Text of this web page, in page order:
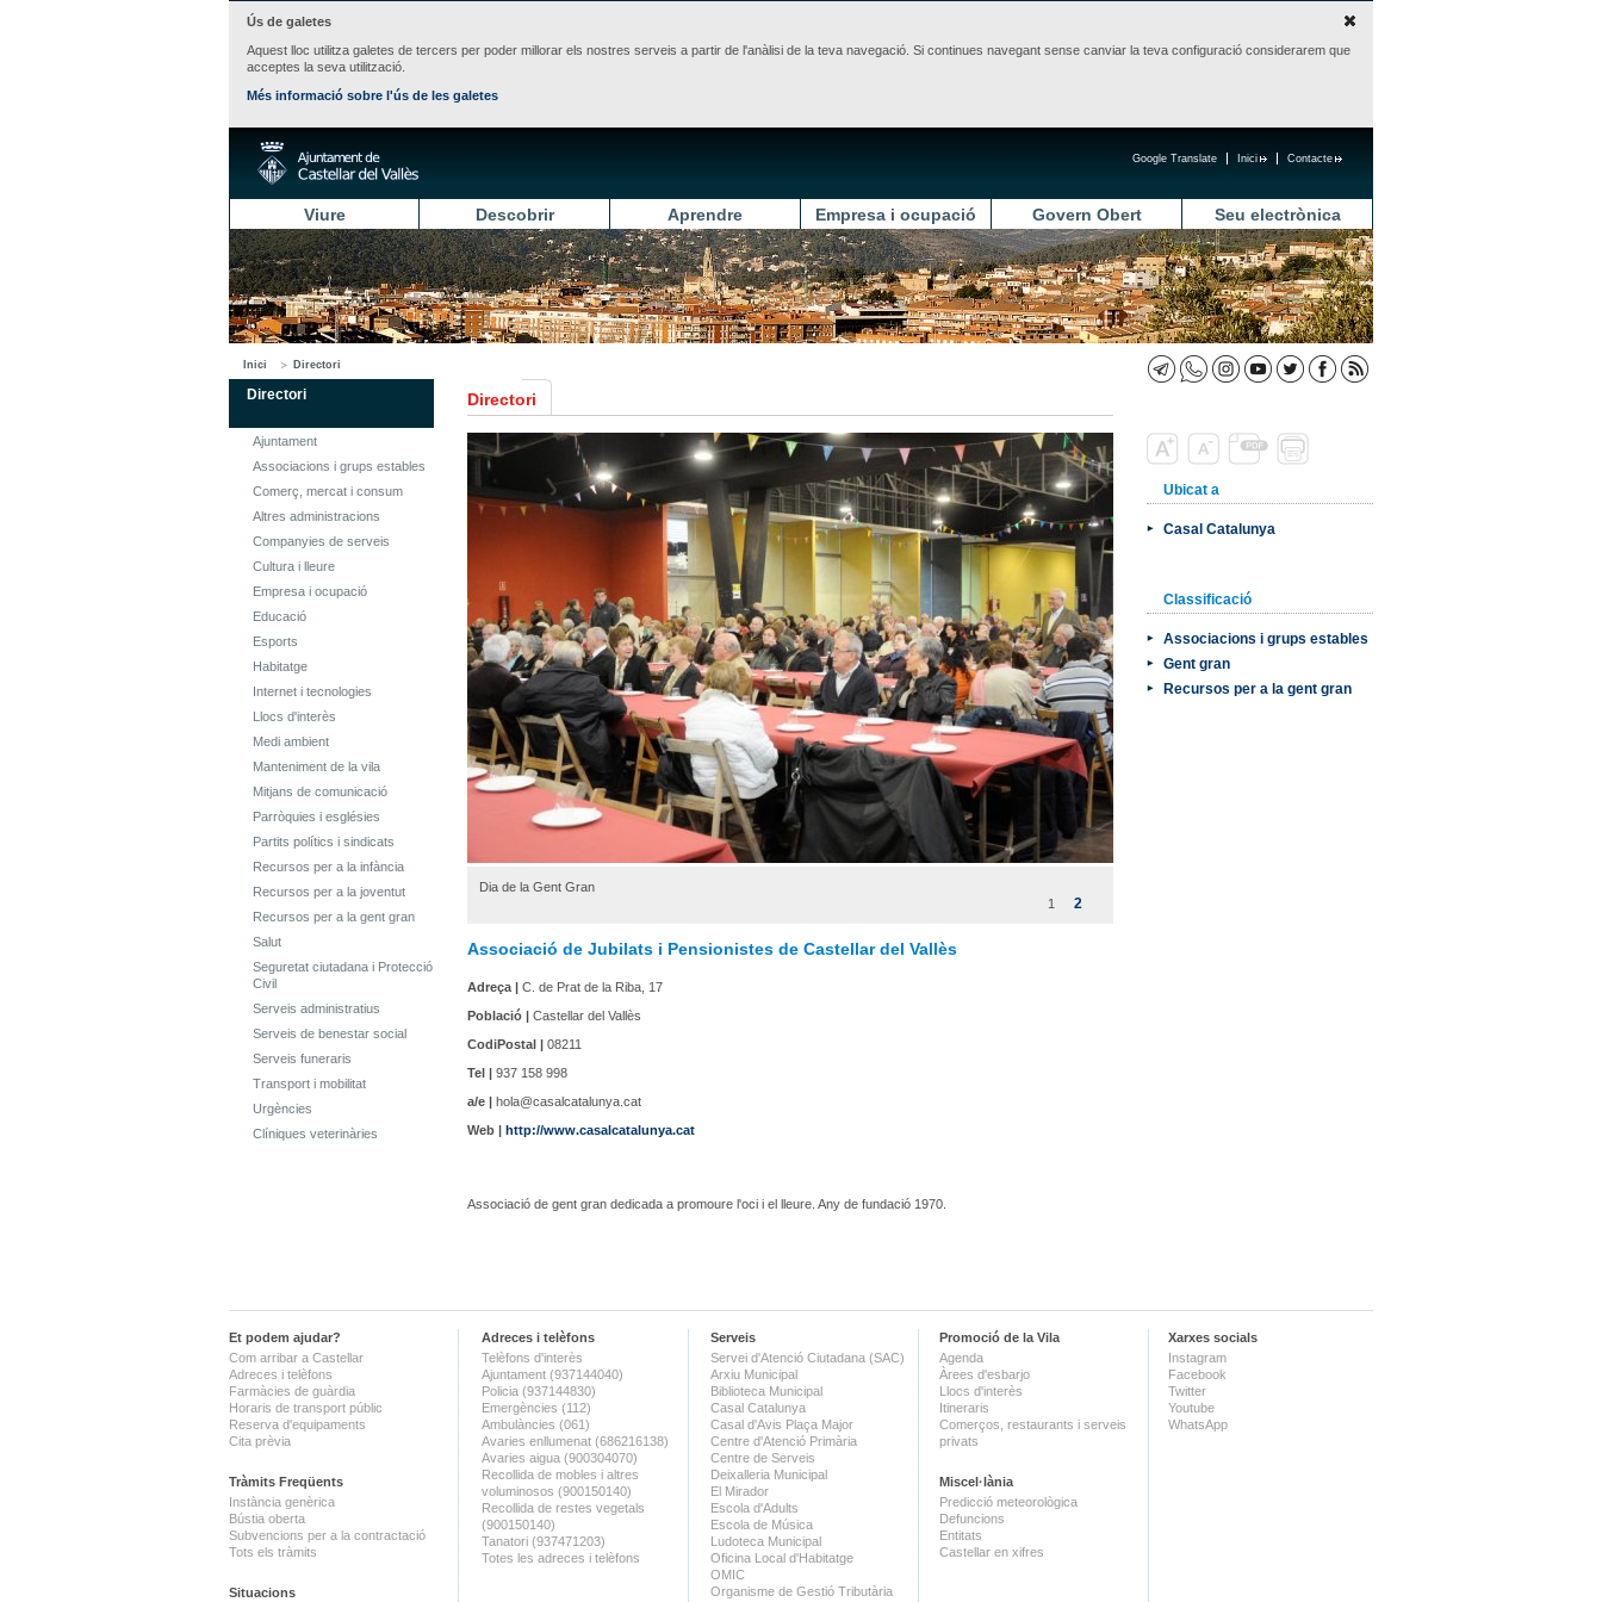
Ús de galetes
Aquest lloc utilitza galetes de tercers per poder millorar els nostres serveis a partir de l'anàlisi de la teva navegació. Si continues navegant sense canviar la teva configuració considerarem que
acceptes la seva utilització.
Més informació sobre l'ús de les galetes
Contacte
Inici
Google Translate
Viure Descobrir Aprendre Empresa i ocupació Govern Obert Seu electrònica
Inici Directori
Directori
Ajuntament
Associacions i grups estables
Comerç, mercat i consum
Altres administracions
Companyies de serveis
Cultura i lleure
Empresa i ocupació
Educació
Esports
Habitatge
Internet i tecnologies
Llocs d'interès
Medi ambient
Manteniment de la vila
Mitjans de comunicació
Parròquies i esglésies
Partits polítics i sindicats
Recursos per a la infància
Recursos per a la joventut
Recursos per a la gent gran
Salut
Seguretat ciutadana i Protecció
Civil
Serveis administratius
Serveis de benestar social
Serveis funeraris
Transport i mobilitat
Urgències
Clíniques veterinàries
Directori
Dia de la Gent Gran
1
2
Associació de Jubilats i Pensionistes de Castellar del Vallès
Adreça | C. de Prat de la Riba, 17
Població | Castellar del Vallès
CodiPostal | 08211
Tel | 937 158 998
a/e | hola@casalcatalunya.cat
Web | http://www.casalcatalunya.cat
Associació de gent gran dedicada a promoure l'oci i el lleure. Any de fundació 1970.
Ubicat a
Casal Catalunya
Classificació
Associacions i grups estables
Gent gran
Recursos per a la gent gran
Et podem ajudar?
Com arribar a Castellar
Adreces i telèfons
Farmàcies de guàrdia
Horaris de transport públic
Reserva d'equipaments
Cita prèvia
Tràmits Freqüents
Instància genèrica
Bústia oberta
Subvencions per a la contractació
Tots els tràmits
Situacions
Adreces i telèfons
Telèfons d'interès
Ajuntament (937144040)
Policia (937144830)
Emergències (112)
Ambulàncies (061)
Avaries enllumenat (686216138)
Avaries aigua (900304070)
Recollida de mobles i altres
voluminosos (900150140)
Recollida de restes vegetals
(900150140)
Tanatori (937471203)
Totes les adreces i telèfons
Serveis
Servei d'Atenció Ciutadana (SAC)
Arxiu Municipal
Biblioteca Municipal
Casal Catalunya
Casal d'Avis Plaça Major
Centre d'Atenció Primària
Centre de Serveis
Deixalleria Municipal
El Mirador
Escola d'Adults
Escola de Música
Ludoteca Municipal
Oficina Local d'Habitatge
OMIC
Organisme de Gestió Tributària
Promoció de la Vila
Agenda
Àrees d'esbarjo
Llocs d'interès
Itineraris
Comerços, restaurants i serveis
privats
Miscel·lània
Predicció meteorològica
Defuncions
Entitats
Castellar en xifres
Xarxes socials
Instagram
Facebook
Twitter
Youtube
WhatsApp